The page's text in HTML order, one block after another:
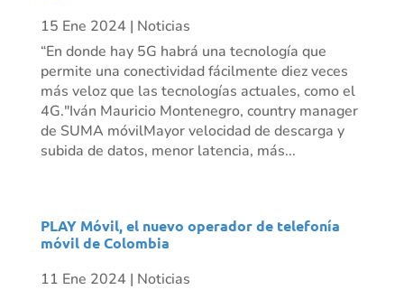
15 Ene 2024 | Noticias
“En donde hay 5G habrá una tecnología que
permite una conectividad fácilmente diez veces
más veloz que las tecnologías actuales, como el
4G."Iván Mauricio Montenegro, country manager
de SUMA móvilMayor velocidad de descarga y
subida de datos, menor latencia, más...
PLAY Móvil, el nuevo operador de telefonía
móvil de Colombia
11 Ene 2024 | Noticias